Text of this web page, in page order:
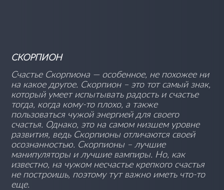
СКОРПИОН
Счастье Скорпиона — особенное, не похожее ни
на какое другое. Скорпион – это тот самый знак,
который умеет испытывать радость и счастье
тогда, когда кому-то плохо, а также
пользоваться чужой энергией для своего
счастья. Однако, это на самом низшем уровне
развития, ведь Скорпионы отличаются своей
осознанностью. Скорпионы – лучшие
манипуляторы и лучшие вампиры. Но, как
известно, на чужом несчастье крепкого счастья
не построишь, поэтому тут важно иметь что-то
еще.